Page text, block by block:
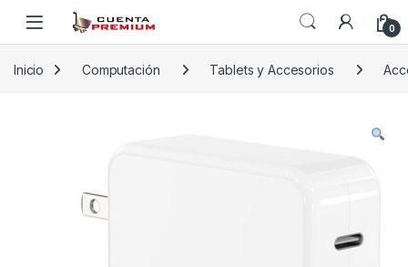
Skip to navigation
Skip to content
0
Inicio Computación Tablets y Accesorios